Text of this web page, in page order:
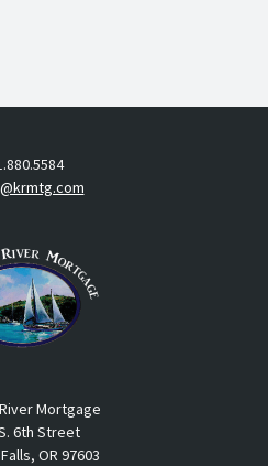
Mortgage
6th Street
OR 97603